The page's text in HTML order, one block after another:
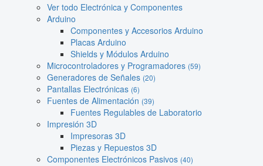
Ver todo Electrónica y Componentes
Arduino
Componentes y Accesorios Arduino
Placas Arduino
Shields y Módulos Arduino
Microcontroladores y Programadores (59)
Generadores de Señales (20)
Pantallas Electrónicas (6)
Fuentes de Alimentación (39)
Fuentes Regulables de Laboratorio
Impresión 3D
Impresoras 3D
Piezas y Repuestos 3D
Componentes Electrónicos Pasivos (40)